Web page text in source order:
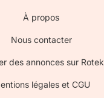
À propos
Nous contacter
des annonces sur Rotek
légales et CGU